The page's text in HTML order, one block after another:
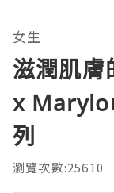
女生
滋潤肌膚
x
列
瀏覽次數:25610